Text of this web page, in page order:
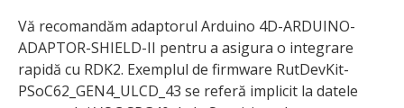
Vă recomandăm adaptorul Arduino 4D-ARDUINO-
ADAPTOR-SHIELD-II pentru a asigura o integrare
rapidă cu RDK2. Exemplul de firmware RutDevKit-
PSoC62_GEN4_ULCD_43 se referă implicit la datele